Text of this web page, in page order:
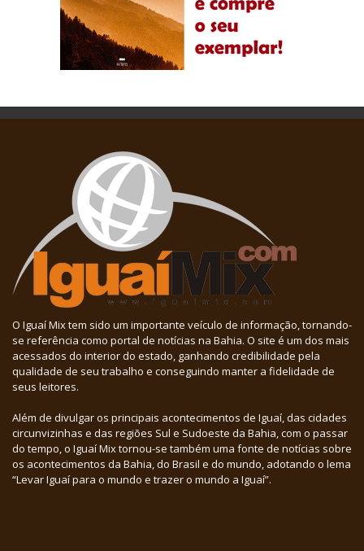
O Iguaí Mix tem sido um importante veículo de informação, tornando-
se referência como portal de notícias na Bahia. O site é um dos mais
acessados do interior do estado, ganhando credibilidade pela
qualidade de seu trabalho e conseguindo manter a fidelidade de
seus leitores.
Além de divulgar os principais acontecimentos de Iguaí, das cidades
circunvizinhas e das regiões Sul e Sudoeste da Bahia, com o passar
do tempo, o Iguaí Mix tornou-se também uma fonte de notícias sobre
os acontecimentos da Bahia, do Brasil e do mundo, adotando o lema
“Levar Iguaí para o mundo e trazer o mundo a Iguaí”.